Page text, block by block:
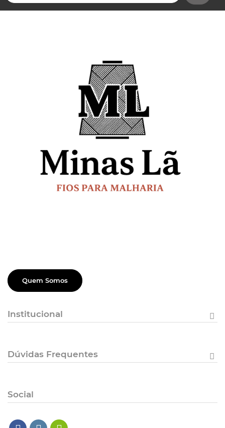
Quem Somos
Institucional
Dúvidas Frequentes
Social